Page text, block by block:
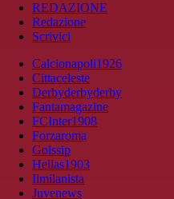
REDAZIONE
Redazione
Scrivici
Calcionapoli1926
Cittaceleste
Derbyderbyderby
Fantamagazine
FCInter1908
Forzaroma
Golssip
Hellas1903
Ilmilanista
Juvenews